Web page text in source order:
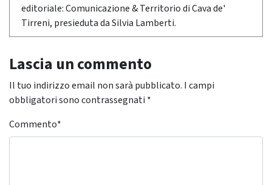
editoriale: Comunicazione & Territorio di Cava de'
Tirreni, presieduta da Silvia Lamberti.
Lascia un commento
Il tuo indirizzo email non sarà pubblicato. I campi
obbligatori sono contrassegnati *
Commento*